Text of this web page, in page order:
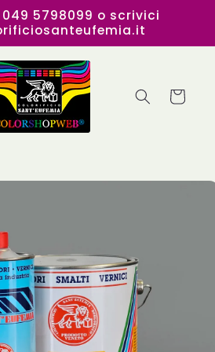
049 5798099 o scrivici
Carrello